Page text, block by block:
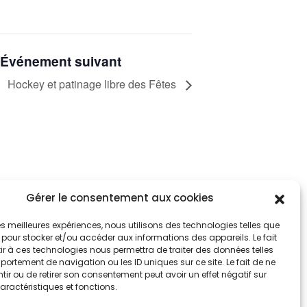
Gérer le consentement aux cookies
meilleures expériences, nous utilisons des technologies telles que
stocker et/ou accéder aux informations des appareils. Le fait
à ces technologies nous permettra de traiter des données telles
de navigation ou les ID uniques sur ce site. Le fait de ne
ou de retirer son consentement peut avoir un effet négatif sur
et fonctions.
Événement suivant
Hockey et patinage libre des Fêtes
informés
vous aux alertes municipales
m'abonne